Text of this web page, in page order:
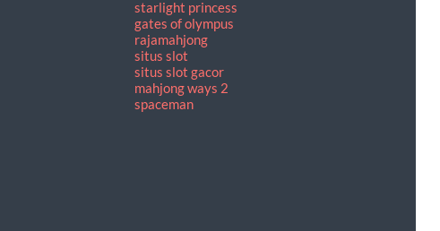
starlight princess
gates of olympus
rajamahjong
situs slot
situs slot gacor
mahjong ways 2
spaceman